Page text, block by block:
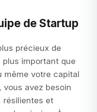
de Startup
précieux de
important que
même votre capital
vous avez besoin
résilientes et